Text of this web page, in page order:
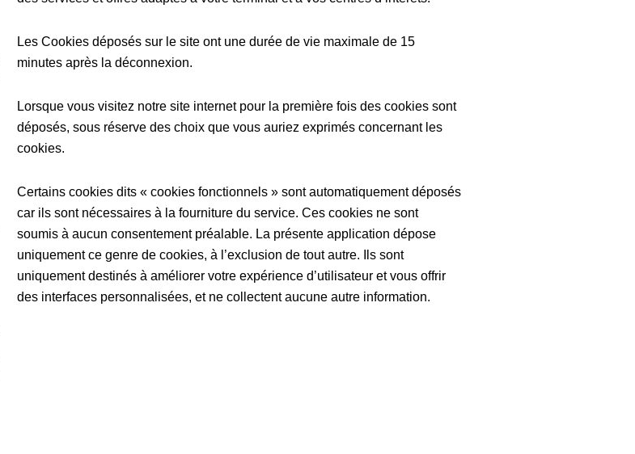
Les Cookies déposés sur le site ont une durée de vie maximale de 15
minutes après la déconnexion.
Lorsque vous visitez notre site internet pour la première fois des cookies sont
déposés, sous réserve des choix que vous auriez exprimés concernant les
cookies.
Certains cookies dits « cookies fonctionnels » sont automatiquement déposés
car ils sont nécessaires à la fourniture du service. Ces cookies ne sont
soumis à aucun consentement préalable. La présente application dépose
uniquement ce genre de cookies, à l’exclusion de tout autre. Ils sont
uniquement destinés à améliorer votre expérience d’utilisateur et vous offrir
des interfaces personnalisées, et ne collectent aucune autre information.